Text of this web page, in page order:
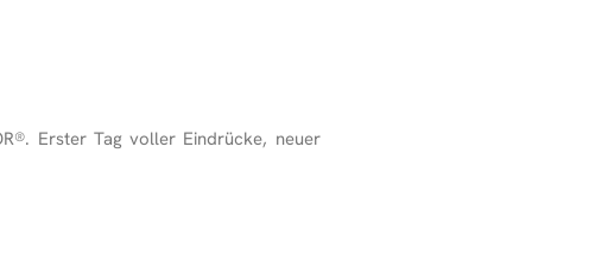
®. Erster Tag voller Eindrücke, neuer